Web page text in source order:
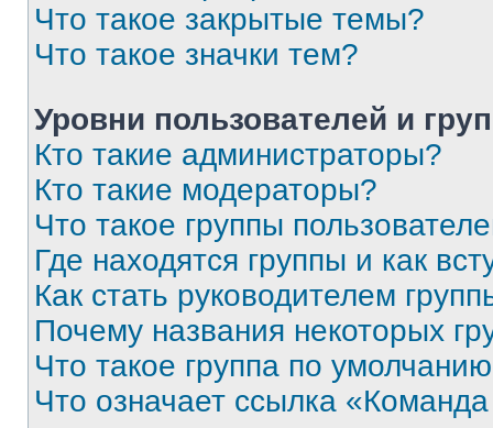
Что такое закрытые темы?
Что такое значки тем?
Уровни пользователей и
Кто такие администраторы?
Кто такие модераторы?
Что такое группы
Где находятся группы и как
Как стать руководителем
Почему названия некоторых
Что такое группа по
Что означает ссылка